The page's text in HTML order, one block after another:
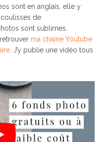
sont en anglais, elle y
de
sont sublimes.
ma chaine Youtube
. J’y publie une vidéo tous